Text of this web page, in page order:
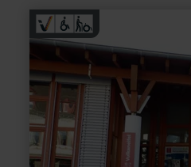
learn
more
about:
GesundLand
Tourist
Information
Daun